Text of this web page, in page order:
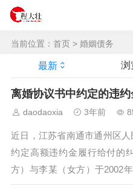
当前位置： 首页 > 婚姻债务
最新 浏
离婚协议书中约定的违
daodaoxia 3年前
近日，江苏省南通市通州区
约定高额违约金履行给付的
方）与李某（女方）于2002
女。2019年11月18日，二人